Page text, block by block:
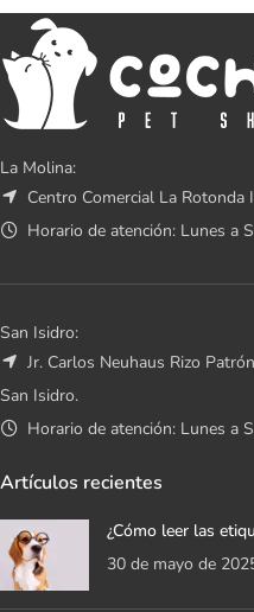
La Molina:
Centro Comercial La
Horario de atención: Lunes a
San Isidro:
Jr. Carlos Neuhaus Rizo
San Isidro.
Horario de atención: Lunes a
Artículos recientes
¿Cómo leer las
30 de mayo de